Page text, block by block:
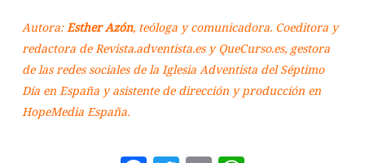
Autora:Esther Azón, teóloga y comunicadora. Coeditora y
redactora de Revista.adventista.es y QueCurso.es, gestora
de las redes sociales de la Iglesia Adventista del Séptimo
Día en España y asistente de dirección y producción en
HopeMedia España.